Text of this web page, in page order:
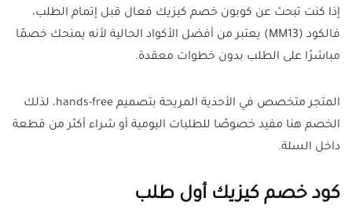
إذا كنت تبحث عن كوبون خصم كيزيك فعال قبل إتمام الطلب،
فالكود (MM13) يعتبر من أفضل الأكواد الحالية لأنه يمنحك خصمًا
مباشرًا على الطلب بدون خطوات معقدة.
المتجر متخصص في الأحذية المريحة بتصميم hands-free، لذلك
الخصم هنا مفيد خصوصًا للطلبات اليومية أو شراء أكثر من قطعة
داخل السلة.
كود خصم كيزيك أول طلب